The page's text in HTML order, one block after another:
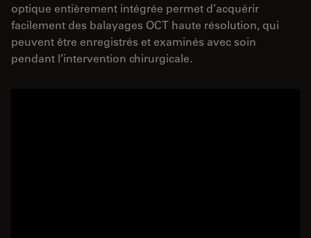
optique entièrement intégrée permet d’acquérir
facilement des balayages OCT haute résolution, qui
peuvent être enregistrés et examinés avec soin
pendant l’intervention chirurgicale.